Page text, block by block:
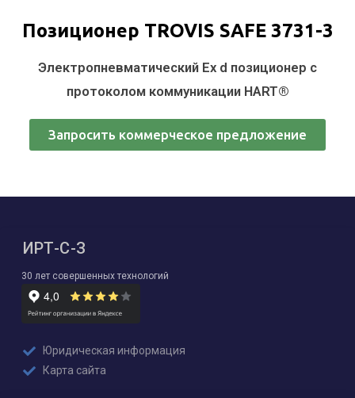
Позиционер TROVIS SAFE 3731-3
Электропневматический Ex d позиционер с
протоколом коммуникации HART®
Запросить коммерческое предложение
ИРТ-С-З
30 лет совершенных технологий
Юридическая информация
Карта сайта